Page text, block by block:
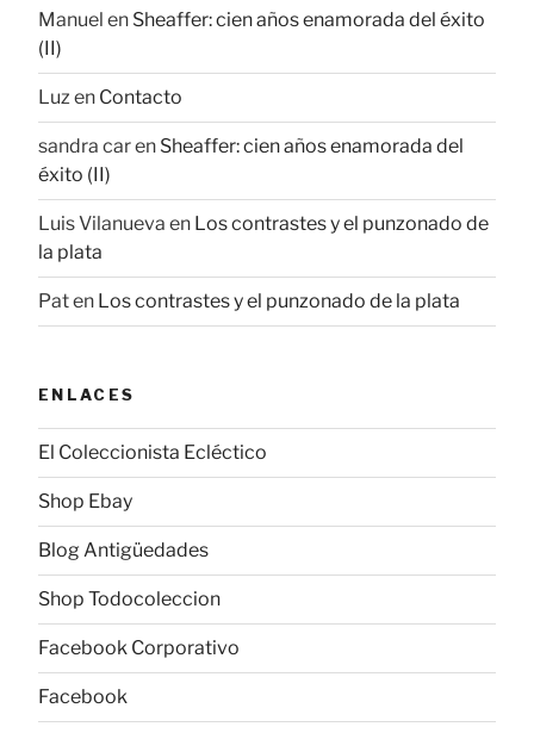
Manuel en Sheaffer: cien años enamorada del éxito
(II)
Luz en Contacto
sandra caren Sheaffer: cien años enamorada del
éxito (II)
Luis Vilanueva en Los contrastes y el punzonado de
la plata
Paten Los contrastes y el punzonado de la plata
ENLACES
El Coleccionista Ecléctico
Shop Ebay
Blog Antigüedades
Shop Todocoleccion
Facebook Corporativo
Facebook